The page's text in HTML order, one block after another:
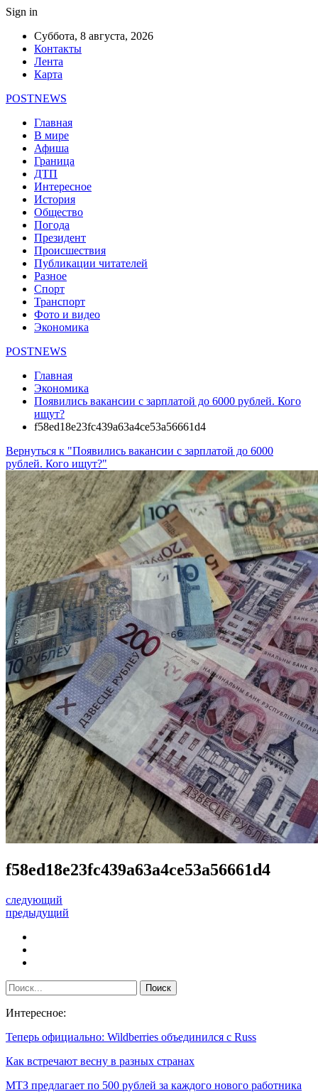
Sign in
Суббота, 8 августа, 2026
Контакты
Лента
Карта
POSTNEWS
Главная
В мире
Афиша
Граница
ДТП
Интересное
История
Общество
Погода
Президент
Происшествия
Публикации читателей
Разное
Спорт
Транспорт
Фото и видео
Экономика
POSTNEWS
Главная
Экономика
Появились вакансии с зарплатой до 6000 рублей. Кого
ищут?
f58ed18e23fc439a63a4ce53a56661d4
Вернуться к "Появились вакансии с зарплатой до 6000
рублей. Кого ищут?"
f58ed18e23fc439a63a4ce53a56661d4
следующий
предыдущий
Интересное:
Теперь официально: Wildberries объединился с Russ
Как встречают весну в разных странах
МТЗ предлагает по 500 рублей за каждого нового работника